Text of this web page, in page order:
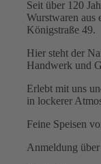
Seit über 120
Wurstwaren aus
Königstraße 49.
Hier steht der
Handwerk und
Erlebt mit uns
in lockerer
Feine Speisen
Anmeldung